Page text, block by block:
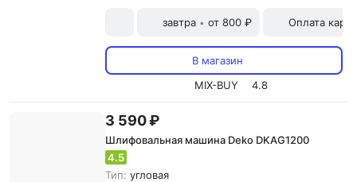
завтра • от 800 ₽ Оплата
В магазин
MIX-BUY
4.8
3 590 ₽
Шлифовальная машина Deko DKAG1200
4.5
Тип: угловая